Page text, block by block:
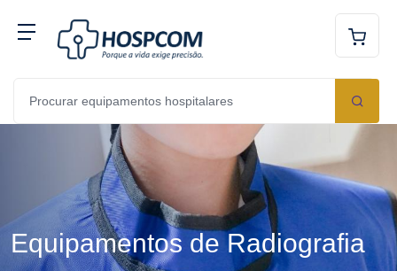
Equipamentos de Radiografia